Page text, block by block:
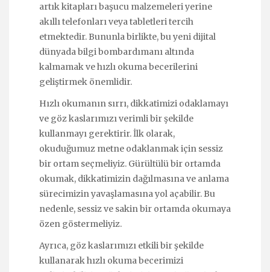
artık kitapları başucu malzemeleri yerine
akıllı telefonları veya tabletleri tercih
etmektedir. Bununla birlikte, bu yeni dijital
dünyada bilgi bombardımanı altında
kalmamak ve hızlı okuma becerilerini
geliştirmek önemlidir.
Hızlı okumanın sırrı, dikkatimizi odaklamayı
ve göz kaslarımızı verimli bir şekilde
kullanmayı gerektirir. İlk olarak,
okuduğumuz metne odaklanmak için sessiz
bir ortam seçmeliyiz. Gürültülü bir ortamda
okumak, dikkatimizin dağılmasına ve anlama
sürecimizin yavaşlamasına yol açabilir. Bu
nedenle, sessiz ve sakin bir ortamda okumaya
özen göstermeliyiz.
Ayrıca, göz kaslarımızı etkili bir şekilde
kullanarak hızlı okuma becerimizi